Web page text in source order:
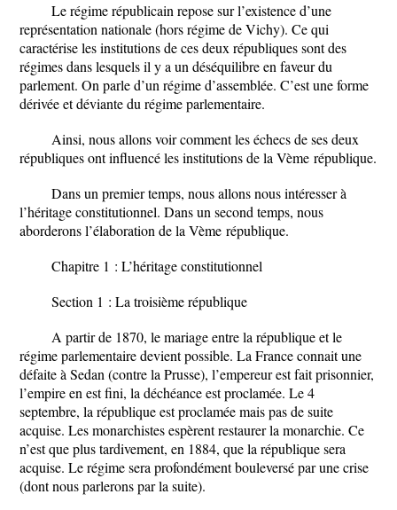
Le régime républicain repose sur l’existence d’une
représentation nationale (hors régime de Vichy). Ce qui
caractérise les institutions de ces deux républiques sont des
régimes dans lesquels il y a un déséquilibre en faveur du
parlement. On parle d’un régime d’assemblée. C’est une forme
dérivée et déviante du régime parlementaire.
Ainsi, nous allons voir comment les échecs de ses deux
républiques ont influencé les institutions de la Vème république.
Dans un premier temps, nous allons nous intéresser à
l’héritage constitutionnel. Dans un second temps, nous
aborderons l’élaboration de la Vème république.
Chapitre 1 : L’héritage constitutionnel
Section 1 : La troisième république
A partir de 1870, le mariage entre la république et le
régime parlementaire devient possible. La France connait une
défaite à Sedan (contre la Prusse), l’empereur est fait prisonnier,
l’empire en est fini, la déchéance est proclamée. Le 4
septembre, la république est proclamée mais pas de suite
acquise. Les monarchistes espèrent restaurer la monarchie. Ce
n’est que plus tardivement, en 1884, que la république sera
acquise. Le régime sera profondément bouleversé par une crise
(dont nous parlerons par la suite).